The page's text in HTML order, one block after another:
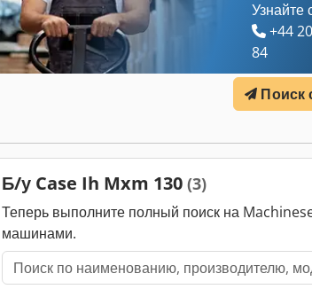
Узнайте
+44
84
Поиск
Б/у Case Ih Mxm 130 (3)
Теперь выполните полный поиск на
машинами.